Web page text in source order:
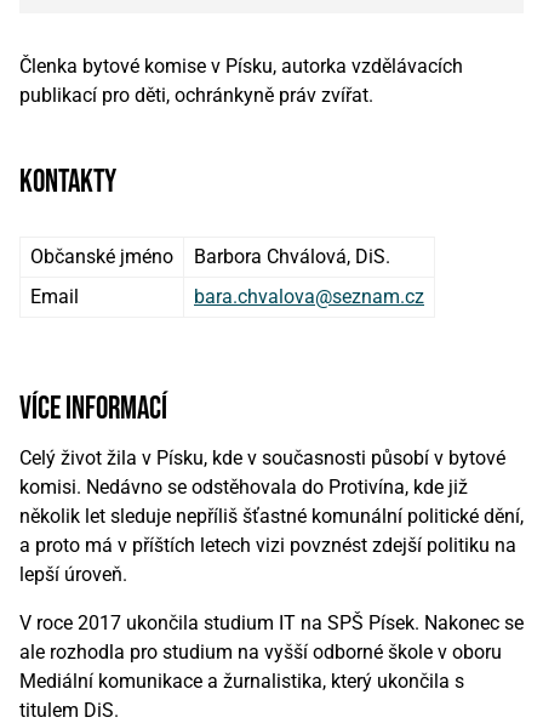
Členka bytové komise v Písku, autorka vzdělávacích
publikací pro děti, ochránkyně práv zvířat.
kontakty
Občanské jméno
Barbora Chválová, DiS.
Email
bara.chvalova@seznam.cz
více informací
Celý život žila v Písku, kde v současnosti působí v bytové
komisi. Nedávno se odstěhovala do Protivína, kde již
několik let sleduje nepříliš šťastné komunální politické dění,
a proto má v příštích letech vizi povznést zdejší politiku na
lepší úroveň.
V roce 2017 ukončila studium IT na SPŠ Písek. Nakonec se
ale rozhodla pro studium na vyšší odborné škole v oboru
Mediální komunikace a žurnalistika, který ukončila s
titulem DiS.